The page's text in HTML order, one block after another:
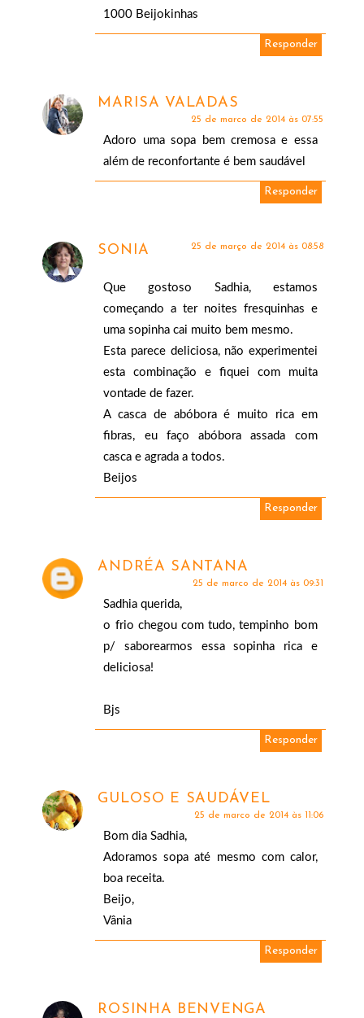
1000 Beijokinhas
Responder
MARISA VALADAS
25 de março de 2014 às 07:55
Adoro uma sopa bem cremosa e essa
além de reconfortante é bem saudável
Responder
SONIA 25 de março de 2014 às 08:58
Que gostoso Sadhia, estamos
começando a ter noites fresquinhas e
uma sopinha cai muito bem mesmo.
Esta parece deliciosa, não experimentei
esta combinação e fiquei com muita
vontade de fazer.
A casca de abóbora é muito rica em
fibras, eu faço abóbora assada com
casca e agrada a todos.
Beijos
Responder
ANDRÉA SANTANA
25 de março de 2014 às 09:31
Sadhia querida,
o frio chegou com tudo, tempinho bom
p/ saborearmos essa sopinha rica e
deliciosa!
Bjs
Responder
GULOSO E SAUDÁVEL
25 de março de 2014 às 11:06
Bom dia Sadhia,
Adoramos sopa até mesmo com calor,
boa receita.
Beijo,
Vânia
Responder
ROSINHA BENVENGA